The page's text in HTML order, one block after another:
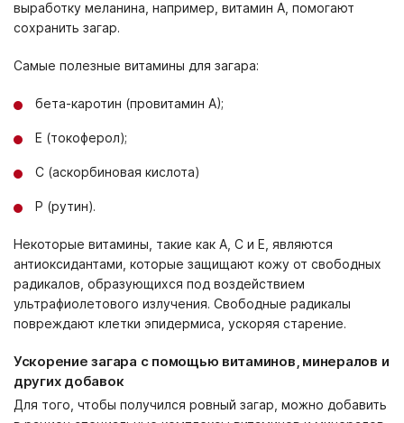
выработку меланина, например, витамин A, помогают
сохранить загар.
Самые полезные витамины для загара:
бета-каротин (провитамин А);
Е (токоферол);
С (аскорбиновая кислота)
Р (рутин).
Некоторые витамины, такие как A, C и E, являются
антиоксидантами, которые защищают кожу от свободных
радикалов, образующихся под воздействием
ультрафиолетового излучения. Свободные радикалы
повреждают клетки эпидермиса, ускоряя старение.
Ускорение загара с помощью витаминов, минералов и
других добавок
Для того, чтобы получился ровный загар, можно добавить